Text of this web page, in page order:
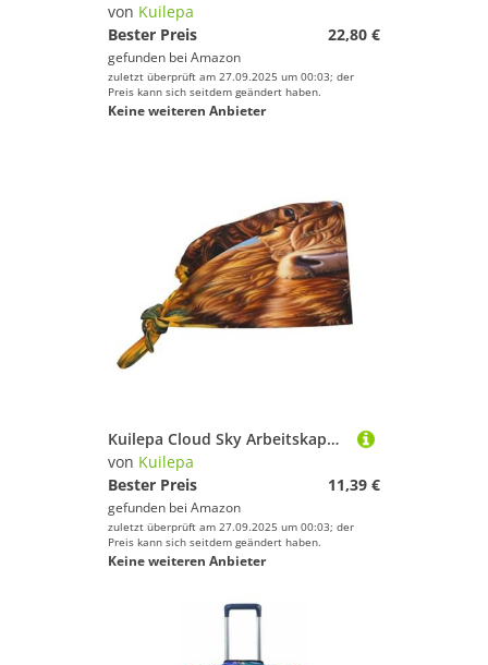
von Kuilepa
Bester Preis
22,80 €
gefunden bei Amazon
zuletzt überprüft am 27.09.2025 um 00:03; der
Preis kann sich seitdem geändert haben.
Keine weiteren Anbieter
Kuilepa Cloud Sky Arbeitskappen mit Sonnenblumenkuh-Aufdruck, mit Schweißband, verstellbare Arbeitsmütze, elastische Scheuermütze, Krankenschwestermütze, Krankenschwestermützen
von Kuilepa
Bester Preis
11,39 €
gefunden bei Amazon
zuletzt überprüft am 27.09.2025 um 00:03; der
Preis kann sich seitdem geändert haben.
Keine weiteren Anbieter